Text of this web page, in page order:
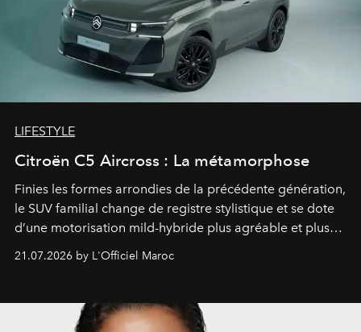
LIFESTYLE
Citroën C5 Aircross : La métamorphose
Finies les formes arrondies de la précédente génération,
le SUV familial change de registre stylistique et se dote
d’une motorisation mild-hybride plus agréable et plus
gagné en maturité.
21.07.2026 by L'Officiel Maroc